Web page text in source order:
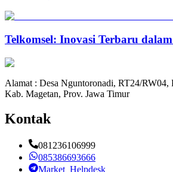
Telkomsel: Inovasi Terbaru
Alamat : Desa Nguntoronadi, RT24/RW04,
Kab. Magetan, Prov. Jawa Timur
Kontak
081236106999
085386693666
Market_Helpdesk